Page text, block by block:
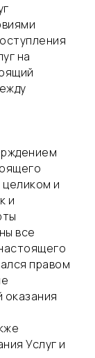
на
и
и
все
правом
оказания
Услуг и